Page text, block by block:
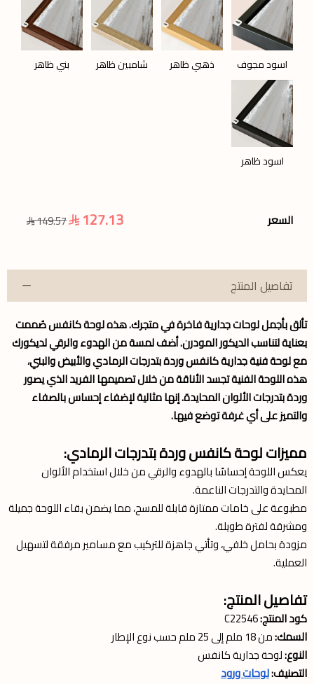
اسود مجوف ذهبي ظاهر شامبين ظاهر بني ظاهر
اسود ظاهر
السعر 127.13
149.57
تفاصيل المنتج
تألق بأجمللوحات جداريةفاخرة في متجرك. هذهلوحة كانفسصُممت
بعناية لتناسب الديكور المودرن. أضف لمسة من الهدوء والرقي لديكورك
مع لوحة فنية جدارية كانفس وردة بتدرجات الرمادي والأبيض والبني،
هذه اللوحة الفنية تجسد الأناقة من خلال تصميمها الفريد الذي يصور
وردة بتدرجات الألوان المحايدة. إنها مثالية لإضفاء إحساس بالصفاء
والتميز على أي غرفة توضع فيها.
مميزات لوحة كانفس وردة بتدرجات الرمادي:
يعكس اللوحة إحساسًا بالهدوء والرقي من خلال استخدام الألوان
المحايدة والتدرجات الناعمة.
مطبوعة على خامات ممتازة قابلة للمسح، مما يضمن بقاء اللوحة جميلة
ومشرقة لفترة طويلة.
مزودة بحامل خلفي، وتأتي جاهزة للتركيب مع مسامير مرفقة لتسهيل
العملية.
تفاصيل المنتج:
كود المنتج:
السمك:من 18 ملم إلى 25 ملم حسب نوع الإطار
النوع:لوحة جدارية كانفس
التصنيف:لوحات ورود